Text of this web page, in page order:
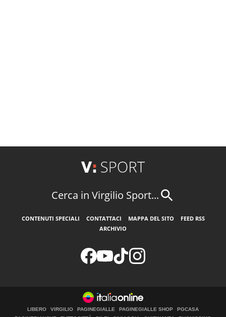
Cerca in Virgilio Sport...
CONTENUTI SPECIALI CONTATTACI MAPPA DEL SITO
FEED RSS
ARCHIVIO
LIBERO VIRGILIO PAGINEGIALLE PAGINEGIALLE SHOP
PGCASA